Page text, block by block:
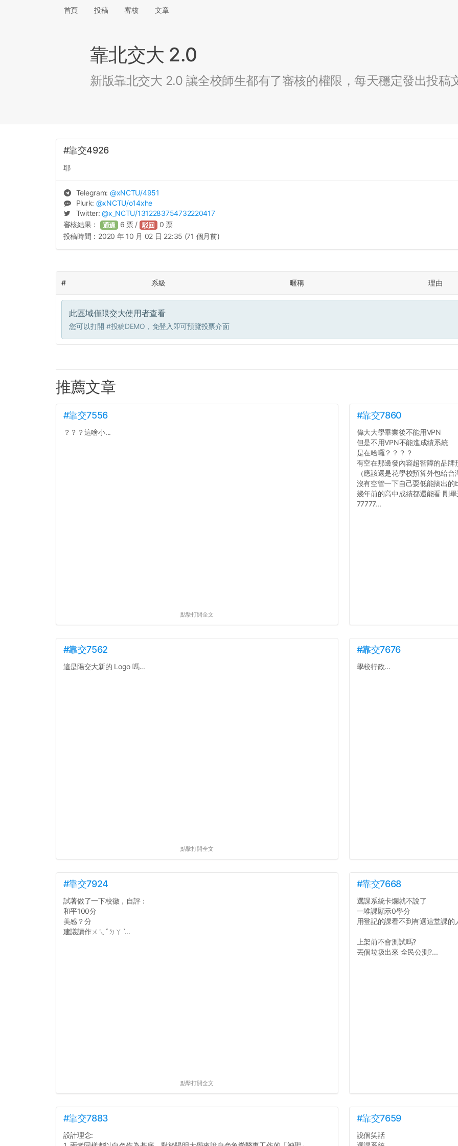
首頁 投稿 審核 文章
靠北交大 2.0
新版靠北交大 2.0 讓全校師生都有了審核的權限，每天穩定發出投稿
#靠交4926
耶
Telegram: @xNCTU/4951
Plurk: @xNCTU/o14xhe
Twitter:@x_NCTU/1312283754732220417
審核結果： 通過 6 票 / 駁回 0 票
投稿時間： 2020 年 10 月 02 日 22:35 (71 個月前)
# 系級 暱稱 理由
此區域僅限交大使用者查看
您可以打開 #投稿DEMO ，免登入即可預覽投票介面
推薦文章
#靠交7556
？？？這啥小...
點擊打開全文
#靠交7860
偉大大學畢業後不能用VPN
但是不用VPN不能進成績系統
是在哈囉？？？？
有空在那邊發內容超智障的品牌
（應該還是花學校預算外包給台
沒有空管一下自己耍低能搞出的
幾年前的高中成績都還能看 剛
77777...
#靠交7562
這是陽交大新的 Logo 嗎...
點擊打開全文
#靠交7676
學校行政...
#靠交7924
試著做了一下校徽，自評：
和平100分
美感？分
建議讀作ㄨㄟˇㄉㄚˋ...
點擊打開全文
#靠交7668
選課系統卡爛就不說了
一堆課顯示0學分
用登記的課看不到有選這堂課的
上架前不會測試嗎?
丟個垃圾出來 全民公測?...
#靠交7883
設計理念:
#靠交7659
說個笑話